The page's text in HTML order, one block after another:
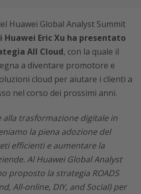
Huawei Global Analyst Summit
Huawei Eric Xu ha presentato
All Cloud, con la quale il
a diventare promotore e
cloud per aiutare i clienti a
nel corso dei prossimi anni.
alla trasformazione digitale in
la piena adozione del
efficienti e aumentare la
Al Huawei Global Analyst
proposto la strategia ROADS
All-online, DIY, and Social) per